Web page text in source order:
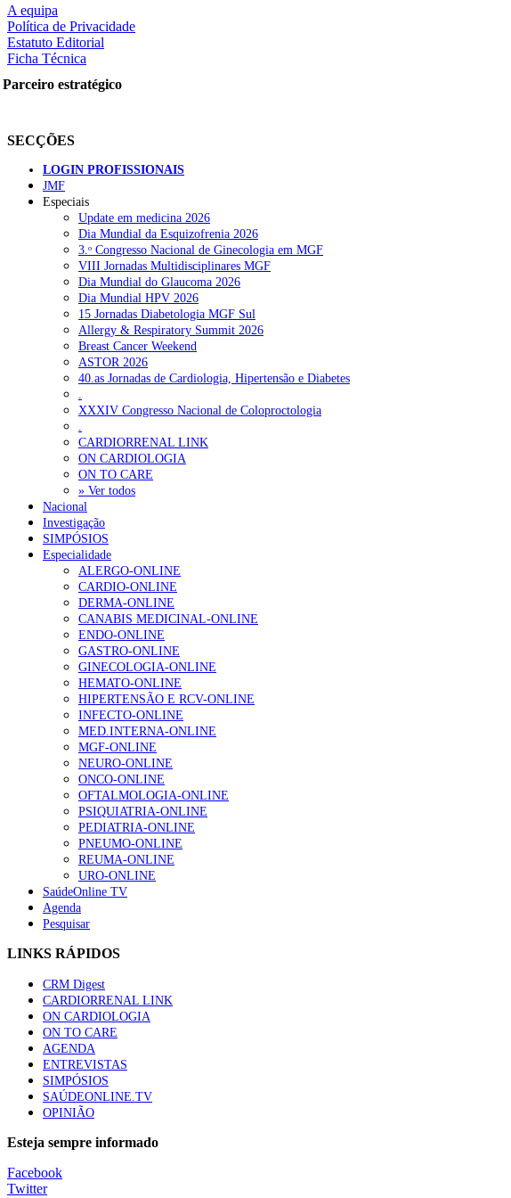
nas redes sociais:
RECENTES
Quase 11.900 jovens recorreram aos cheques psicólogo e nutricionista no primeiro mês
ULS de Coimbra estreia cirurgia endoscópica do ouvido com apoio robótico em Portugal
Enfermeiros exigem esclarecimentos sobre eventual gestão privada da ULS do Algarve
Ordem dos Médicos alerta para riscos no novo sistema de acesso a consultas e cirurgias
Portugal está a formar os médicos de que precisa?
MAIS LIDAS
Enfermagem Forense. “Da urgência ao tribunal, cada gesto conta e cada
202 visualizações
Alguns milhares de utentes podem ficar sem médico de família com nova regras
155 visualizações
1.º Episódio do Podcast “Frequência Cardio – Sintoniza-te na Insuficiência
99 visualizações
“Os programas de rastreio do cancro do pulmão são custo-efetivos e
88 visualizações
Quase quatro em cada dez doentes com enfarte apresentavam níveis elevados
Trodelvy aprovado para primeira linha no cancro da mama triplo negativo
61 visualizações
MAIS NOTÍCIAS
5 Ago, 2026
A equipa
Política de Privacidade
Estatuto Editorial
Ficha Técnica
Parceiro estratégico
SECÇÕES
LOGIN PROFISSIONAIS
JMF
Especiais
Update em medicina 2026
Dia Mundial da Esquizofrenia 2026
3.ᵒ Congresso Nacional de Ginecologia em MGF
VIII Jornadas Multidisciplinares MGF
Dia Mundial do Glaucoma 2026
Dia Mundial HPV 2026
15 Jornadas Diabetologia MGF Sul
Allergy & Respiratory Summit 2026
Breast Cancer Weekend
ASTOR 2026
40.as Jornadas de Cardiologia, Hipertensão e Diabetes
.
XXXIV Congresso Nacional de Coloproctologia
.
CARDIORRENAL LINK
ON CARDIOLOGIA
ON TO CARE
» Ver todos
Nacional
Investigação
SIMPÓSIOS
Especialidade
ALERGO-ONLINE
CARDIO-ONLINE
DERMA-ONLINE
CANABIS MEDICINAL-ONLINE
ENDO-ONLINE
GASTRO-ONLINE
GINECOLOGIA-ONLINE
HEMATO-ONLINE
HIPERTENSÃO E RCV-ONLINE
INFECTO-ONLINE
MED.INTERNA-ONLINE
MGF-ONLINE
NEURO-ONLINE
ONCO-ONLINE
OFTALMOLOGIA-ONLINE
PSIQUIATRIA-ONLINE
PEDIATRIA-ONLINE
PNEUMO-ONLINE
REUMA-ONLINE
URO-ONLINE
SaúdeOnline TV
Agenda
Pesquisar
LINKS RÁPIDOS
CRM Digest
CARDIORRENAL LINK
ON CARDIOLOGIA
ON TO CARE
AGENDA
ENTREVISTAS
SIMPÓSIOS
SAÚDEONLINE.TV
OPINIÃO
Esteja sempre informado
Facebook
Twitter